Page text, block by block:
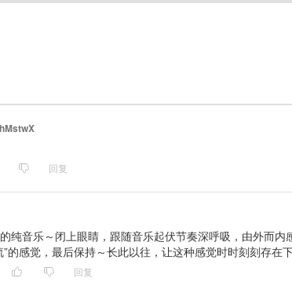
回复
纯音乐～闭上眼睛，跟随音乐起伏节奏深呼吸，由外而
”的感觉，最后保持～长此以往，让这种感觉时时刻刻存在
回复